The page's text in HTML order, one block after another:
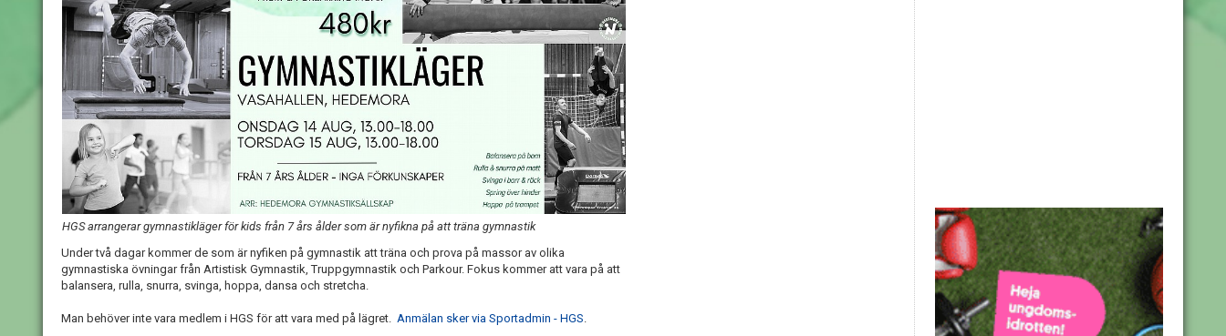
HGS arrangerar gymnastikläger för kids från 7 års ålder som är nyfikna på att träna gymnastik
Under två dagar kommer de som är nyfiken på gymnastik att träna och prova på massor av olika
gymnastiska övningar från Artistisk Gymnastik, Truppgymnastik och Parkour. Fokus kommer att vara på att
balansera, rulla, snurra, svinga, hoppa, dansa och stretcha.
Man behöver inte vara medlem i HGS för att vara med på lägret. Anmälan sker via Sportadmin - HGS.